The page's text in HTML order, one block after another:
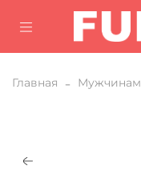
Главная Мужчинам